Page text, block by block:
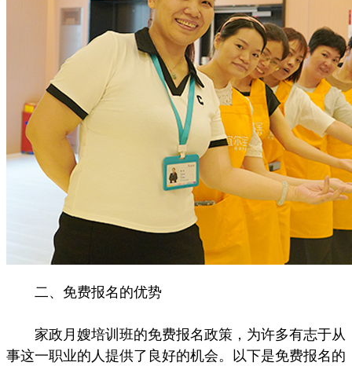
二、免费报名的优势
家政月嫂培训班的免费报名政策，为许多有志于从
事这一职业的人提供了良好的机会。以下是免费报名的